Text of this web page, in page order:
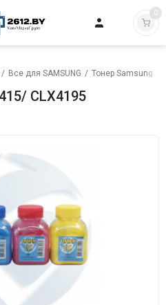
0
/ Все для SAMSUNG / Тонер Samsung
CLX4195